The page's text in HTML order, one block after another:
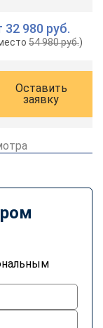
32 980 руб.
54 980 руб.)
Оставить
заявку